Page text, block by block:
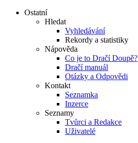
Ostatní
Hledat
Vyhledávání
Rekordy a statistiky
Nápověda
Co je to Dračí Doupě?
Dračí manuál
Otázky a Odpovědi
Kontakt
Seznamka
Inzerce
Seznamy
Tvůrci a Redakce
Uživatelé